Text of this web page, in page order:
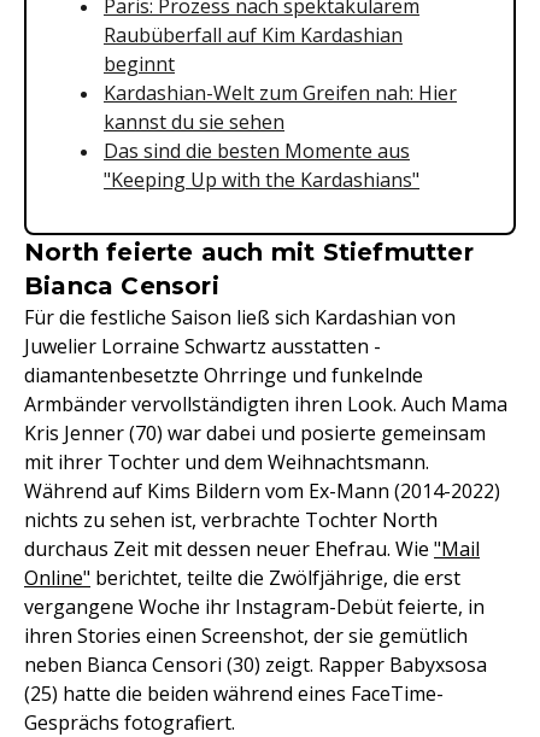
Paris: Prozess nach spektakulärem
Raubüberfall auf Kim Kardashian
beginnt
Kardashian-Welt zum Greifen nah: Hier
kannst du sie sehen
Das sind die besten Momente aus
"Keeping Up with the Kardashians"
North feierte auch mit Stiefmutter
Bianca Censori
Für die festliche Saison ließ sich Kardashian von
Juwelier Lorraine Schwartz ausstatten -
diamantenbesetzte Ohrringe und funkelnde
Armbänder vervollständigten ihren Look. Auch Mama
Kris Jenner (70) war dabei und posierte gemeinsam
mit ihrer Tochter und dem Weihnachtsmann.
Während auf Kims Bildern vom Ex-Mann (2014-2022)
nichts zu sehen ist, verbrachte Tochter North
durchaus Zeit mit dessen neuer Ehefrau. Wie "Mail
Online" berichtet, teilte die Zwölfjährige, die erst
vergangene Woche ihr Instagram-Debüt feierte, in
ihren Stories einen Screenshot, der sie gemütlich
neben Bianca Censori (30) zeigt. Rapper Babyxsosa
(25) hatte die beiden während eines FaceTime-
Gesprächs fotografiert.